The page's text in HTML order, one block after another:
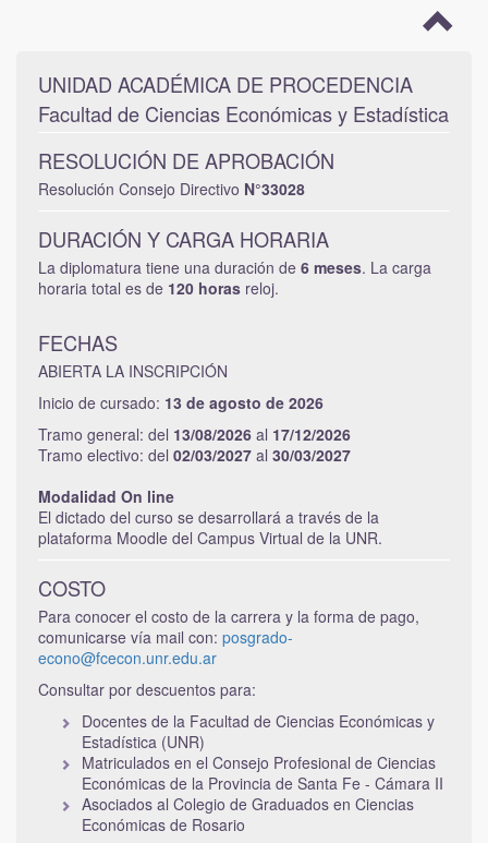
UNIDAD ACADÉMICA DE PROCEDENCIA
Facultad de Ciencias Económicas y Estadística
RESOLUCIÓN DE APROBACIÓN
Resolución Consejo Directivo N°33028
DURACIÓN Y CARGA HORARIA
La diplomatura tiene una duración de 6 meses. La carga
horaria total es de 120 horas reloj.
FECHAS
ABIERTA LA INSCRIPCIÓN
Inicio de cursado: 13 de agosto de 2026
Tramo general: del 13/08/2026 al 17/12/2026
Tramo electivo: del 02/03/2027 al 30/03/2027
Modalidad On line
El dictado del curso se desarrollará a través de la
plataforma Moodle del Campus Virtual de la UNR.
COSTO
Para conocer el costo de la carrera y la forma de pago,
comunicarse vía mail con: posgrado-
econo@fcecon.unr.edu.ar
Consultar por descuentos para:
Docentes de la Facultad de Ciencias Económicas y
Estadística (UNR)
Matriculados en el Consejo Profesional de Ciencias
Económicas de la Provincia de Santa Fe - Cámara II
Asociados al Colegio de Graduados en Ciencias
Económicas de Rosario